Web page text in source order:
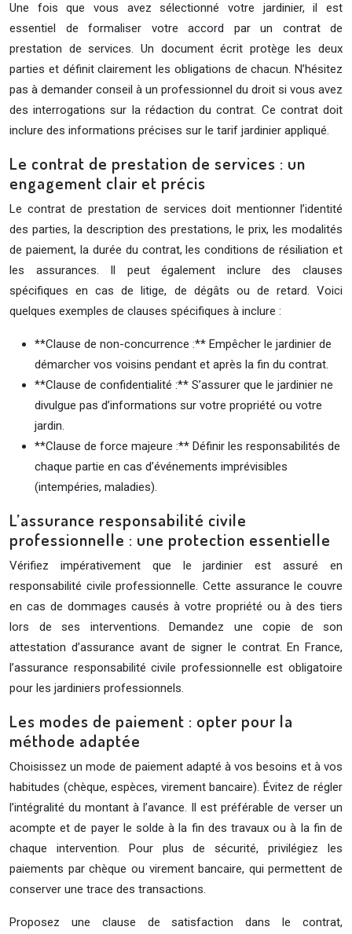
Une fois que vous avez sélectionné votre jardinier, il est
essentiel de formaliser votre accord par un contrat de
prestation de services. Un document écrit protège les deux
parties et définit clairement les obligations de chacun. N’hésitez
pas à demander conseil à un professionnel du droit si vous avez
des interrogations sur la rédaction du contrat. Ce contrat doit
inclure des informations précises sur le tarif jardinier appliqué.
Le contrat de prestation de services : un
engagement clair et précis
Le contrat de prestation de services doit mentionner l’identité
des parties, la description des prestations, le prix, les modalités
de paiement, la durée du contrat, les conditions de résiliation et
les assurances. Il peut également inclure des clauses
spécifiques en cas de litige, de dégâts ou de retard. Voici
quelques exemples de clauses spécifiques à inclure :
**Clause de non-concurrence :** Empêcher le jardinier de
démarcher vos voisins pendant et après la fin du contrat.
**Clause de confidentialité :** S’assurer que le jardinier ne
divulgue pas d’informations sur votre propriété ou votre
jardin.
**Clause de force majeure :** Définir les responsabilités de
chaque partie en cas d’événements imprévisibles
(intempéries, maladies).
L’assurance responsabilité civile
professionnelle : une protection essentielle
Vérifiez impérativement que le jardinier est assuré en
responsabilité civile professionnelle. Cette assurance le couvre
en cas de dommages causés à votre propriété ou à des tiers
lors de ses interventions. Demandez une copie de son
attestation d’assurance avant de signer le contrat. En France,
l’assurance responsabilité civile professionnelle est obligatoire
pour les jardiniers professionnels.
Les modes de paiement : opter pour la
méthode adaptée
Choisissez un mode de paiement adapté à vos besoins et à vos
habitudes (chèque, espèces, virement bancaire). Évitez de régler
l’intégralité du montant à l’avance. Il est préférable de verser un
acompte et de payer le solde à la fin des travaux ou à la fin de
chaque intervention. Pour plus de sécurité, privilégiez les
paiements par chèque ou virement bancaire, qui permettent de
conserver une trace des transactions.
Proposez une clause de satisfaction dans le contrat,